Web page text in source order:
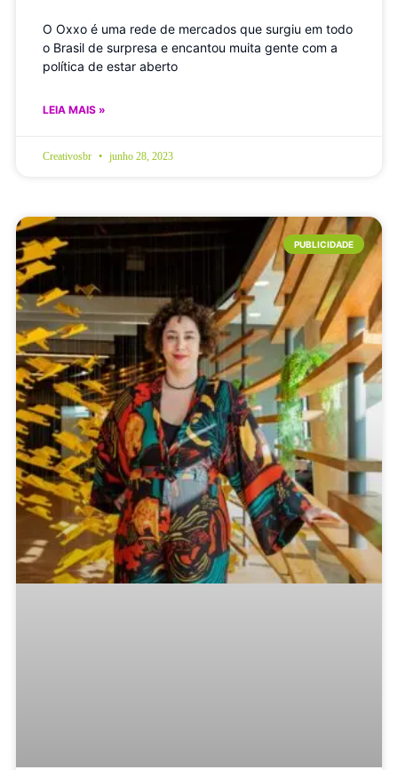
O Oxxo é uma rede de mercados que surgiu em todo
o Brasil de surpresa e encantou muita gente com a
política de estar aberto
LEIA MAIS »
Creativosbr junho 28, 2023
PUBLICIDADE